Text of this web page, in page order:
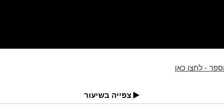
- לחצו כאן
צפייה בשיעור